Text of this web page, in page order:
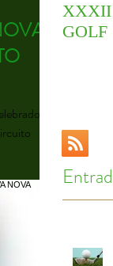
6
la
XXXII
GOLF